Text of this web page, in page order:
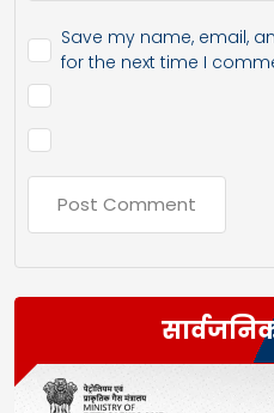
Save my name, email,
for the next time I